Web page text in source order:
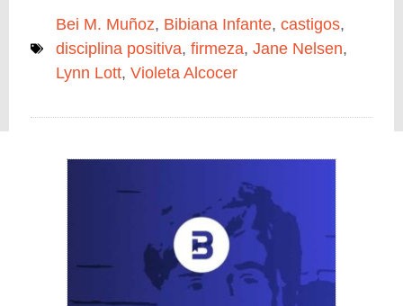
Bei M. Muñoz, Bibiana Infante, castigos,
disciplina positiva, firmeza, Jane Nelsen,
Lynn Lott, Violeta Alcocer